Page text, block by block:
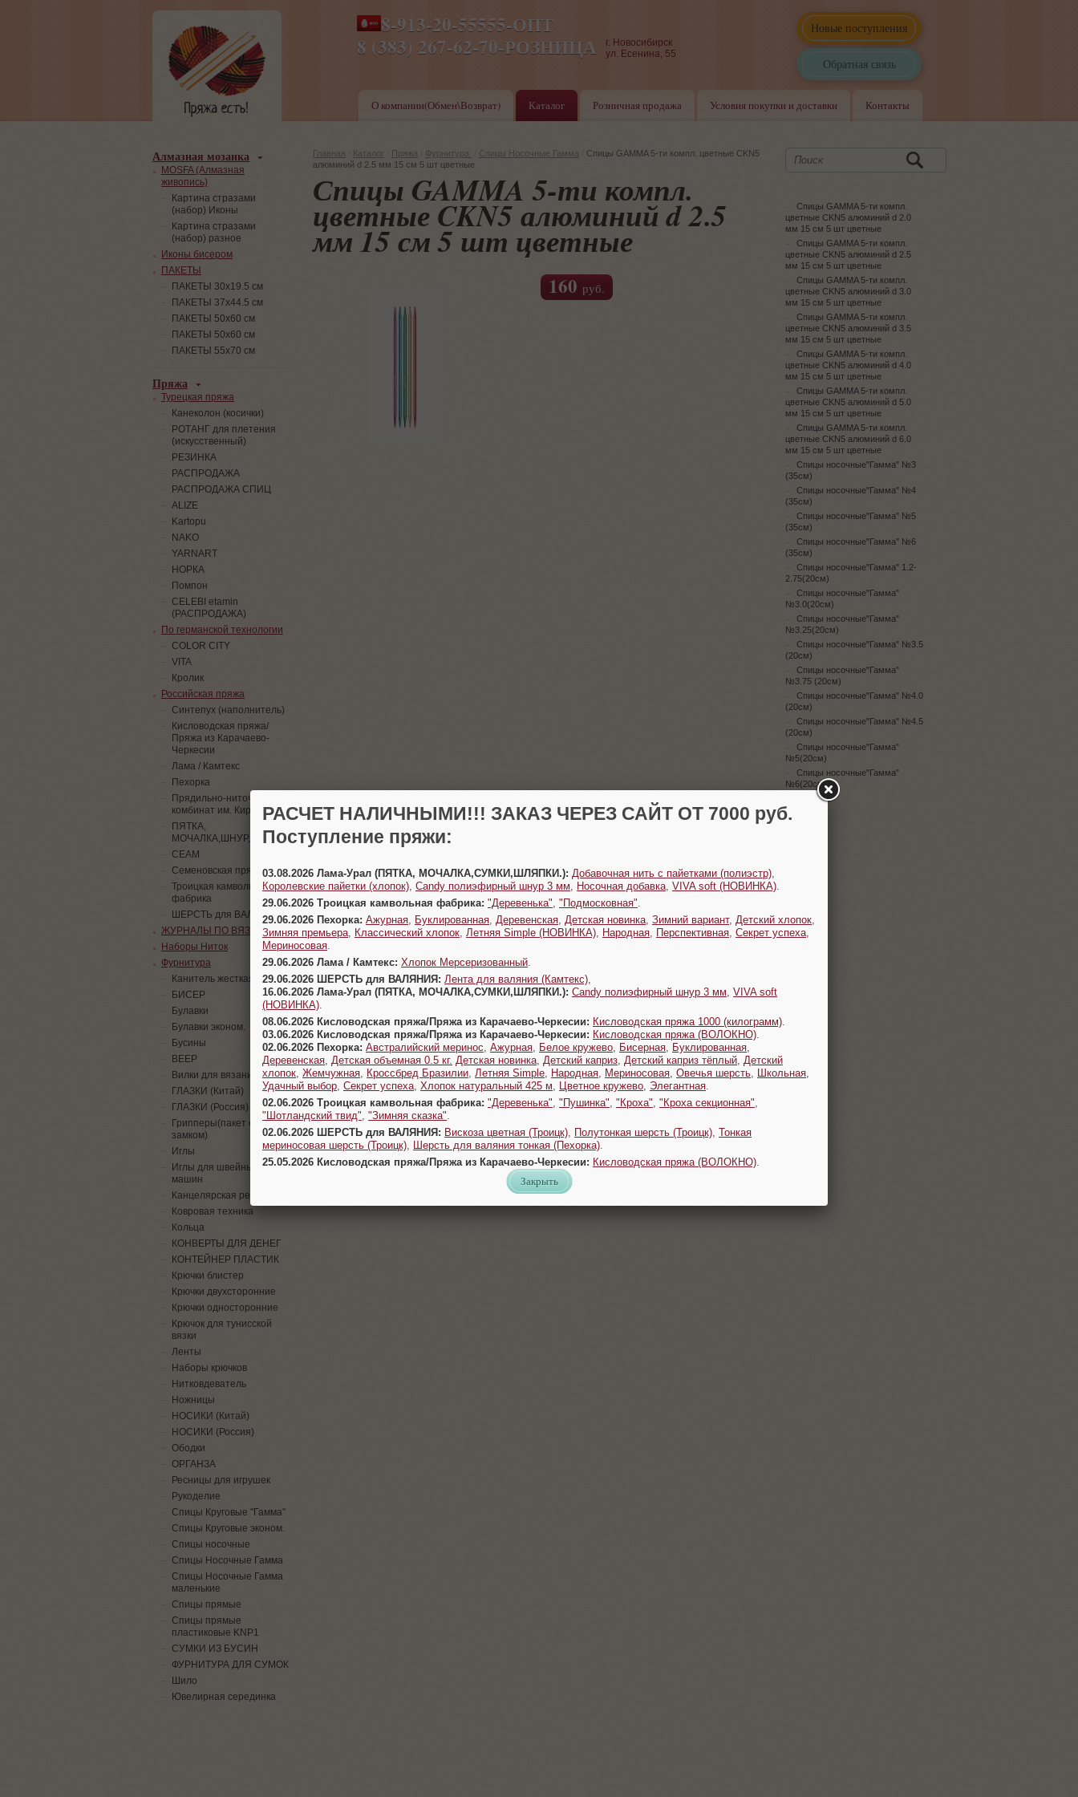
Новые поступления
Обратная связь
8-913-20-55555-ОПТ
8 (383) 267-62-70-РОЗНИЦА
ПН-ПТ 8-17,СБ-ВС 9-17
г. Новосибирск
ул. Есенина, 55
О компании(Обмен\Возврат) Каталог Розничная продажа Условия покупки и доставки Контакты
Главная Каталог Пряжа Фурнитура Спицы Носочные Гамма
Спицы GAMMA 5-ти компл. цветные CKN5
алюминий d 2.5 мм 15 см 5 шт цветные
Спицы GAMMA 5-ти компл.
цветные CKN5 алюминий d 2.5
мм 15 см 5 шт цветные
160 руб.
Алмазная мозаика
MOSFA (Алмазная
живопись)
Картина стразами
(набор) Иконы
Картина стразами
(набор) разное
Иконы бисером
ПАКЕТЫ
ПАКЕТЫ 30х19.5 см
ПАКЕТЫ 37х44.5 см
ПАКЕТЫ 50х60 см
ПАКЕТЫ 50х60 см
ПАКЕТЫ 55х70 см
Пряжа
Турецкая пряжа
Канеколон (косички)
РОТАНГ для плетения
(искусственный)
PЕЗИНКА
РАСПРОДАЖА
РАСПРОДАЖА СПИЦ
ALIZE
Kartopu
NAKO
YARNART
НОРКА
Помпон
СELEBI etamin
(РАСПРОДАЖА)
По германской технологии
COLOR CITY
VITA
Кролик
Российская пряжа
Синтепух (наполнитель)
Кисловодская пряжа/
Пряжа из Карачаево-
Черкесии
Лама / Камтекс
Пехорка
Прядильно-ниточный
комбинат им. Кирова
ПЯТКА,
МОЧАЛКА,ШНУР,ПАЙЕТКИ
СЕАМ
Семеновская пряжа
Троицкая камвольная
фабрика
ШЕРСТЬ для ВАЛЯНИЯ
ЖУРНАЛЫ ПО ВЯЗАНИЮ
Наборы Ниток
Фурнитура
Канитель жесткая
БИСЕР
Булавки
Булавки эконом.
Бусины
ВЕЕР
Вилки для вязания
ГЛАЗКИ (Китай)
ГЛАЗКИ (Россия)
Грипперы(пакет с
замком)
Иглы
Иглы для швейных
машин
Канцелярская резинка
Ковровая техника
Кольца
КОНВЕРТЫ ДЛЯ ДЕНЕГ
КОНТЕЙНЕР ПЛАСТИК
Крючки блистер
Крючки двухсторонние
Крючки односторонние
Крючок для тунисской
вязки
Ленты
Наборы крючков
Нитковдеватель
Ножницы
НОСИКИ (Китай)
НОСИКИ (Россия)
Ободки
ОРГАНЗА
Ресницы для игрушек
Рукоделие
Спицы Круговые "Гамма"
Спицы Круговые эконом.
Спицы носочные
Спицы Носочные Гамма
Спицы Носочные Гамма
маленькие
Спицы прямые
Спицы прямые
пластиковые KNP1
СУМКИ ИЗ БУСИН
ФУРНИТУРА ДЛЯ СУМОК
Шило
Ювелирная серединка
Спицы GAMMA 5-ти компл.
цветные CKN5 алюминий d 2.0
мм 15 см 5 шт цветные
Спицы GAMMA 5-ти компл.
цветные CKN5 алюминий d 2.5
мм 15 см 5 шт цветные
Спицы GAMMA 5-ти компл.
цветные CKN5 алюминий d 3.0
мм 15 см 5 шт цветные
Спицы GAMMA 5-ти компл.
цветные CKN5 алюминий d 3.5
мм 15 см 5 шт цветные
Спицы GAMMA 5-ти компл.
цветные CKN5 алюминий d 4.0
мм 15 см 5 шт цветные
Спицы GAMMA 5-ти компл.
цветные CKN5 алюминий d 5.0
мм 15 см 5 шт цветные
Спицы GAMMA 5-ти компл.
цветные CKN5 алюминий d 6.0
мм 15 см 5 шт цветные
Спицы носочные"Гамма" №3
(35см)
Спицы носочные"Гамма" №4
(35см)
Спицы носочные"Гамма" №5
(35см)
Спицы носочные"Гамма" №6
(35см)
Спицы носочные"Гамма" 1.2-
2.75(20см)
Спицы носочные"Гамма"
№3.0(20см)
Спицы носочные"Гамма"
№3.25(20см)
Спицы носочные"Гамма" №3.5
(20см)
Спицы носочные"Гамма"
№3.75 (20см)
Спицы носочные"Гамма" №4.0
(20см)
Спицы носочные"Гамма" №4.5
(20см)
Спицы носочные"Гамма"
№5(20см)
Спицы носочные"Гамма"
№6(20см)
РАСЧЕТ НАЛИЧНЫМИ!!! ЗАКАЗ ЧЕРЕЗ САЙТ ОТ 7000 руб.
Поступление пряжи:
03.08.2026 Лама-Урал (ПЯТКА, МОЧАЛКА,СУМКИ,ШЛЯПКИ.): Добавочная нить с пайетками (полиэстр)
Королевские пайетки (хлопок) Candy полиэфирный шнур 3 мм Носочная добавка VIVA soft (НОВИНКА)
29.06.2026 Троицкая камвольная фабрика: "Деревенька" "Подмосковная"
29.06.2026 Пехорка: Ажурная Буклированная Деревенская Детская новинка Зимний вариант, Детский хлопок
Зимняя премьера
Классический хлопок Летняя Simple (НОВИНКА) Народная Перспективная Секрет успеха
Мериносовая
29.06.2026 Лама / Камтекс: Хлопок Мерсеризованный
29.06.2026 ШЕРСТЬ для ВАЛЯНИЯ: Лента для валяния (Камтекс)
16.06.2026 Лама-Урал (ПЯТКА, МОЧАЛКА,СУМКИ,ШЛЯПКИ.): Candy полиэфирный шнур 3 мм VIVA soft
(НОВИНКА)
08.06.2026 Кисловодская пряжа/Пряжа из Карачаево-Черкесии: Кисловодская пряжа 1000 (килограмм)
03.06.2026 Кисловодская пряжа/Пряжа из Карачаево-Черкесии: Кисловодская пряжа (ВОЛОКНО)
02.06.2026 Пехорка: Австралийский меринос Ажурная Белое кружево Бисерная Буклированная
Деревенская Детская объемная 0.5 кг. Детская новинка Детский каприз Детский каприз тёплый Детский
хлопок Жемчужная Кроссбред Бразилии Летняя Simple Народная Мериносовая Овечья шерсть Школьная
Удачный выбор Секрет успеха Хлопок натуральный 425 м Цветное кружево Элегантная
02.06.2026 Троицкая камвольная фабрика: "Деревенька" "Пушинка" "Кроха" "Кроха секционная"
"Шотландский твид" "Зимняя сказка"
02.06.2026 ШЕРСТЬ для ВАЛЯНИЯ: Вискоза цветная (Троицк) Полутонкая шерсть (Троицк) Тонкая
мериносовая шерсть (Троицк)
Шерсть для валяния тонкая (Пехорка)
25.05.2026 Кисловодская пряжа/Пряжа из Карачаево-Черкесии: Кисловодская пряжа (ВОЛОКНО)
Закрыть